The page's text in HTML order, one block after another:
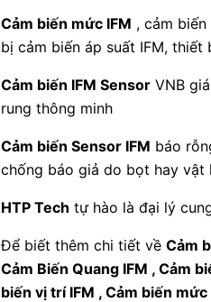
Cảm biến mức IFM , cảm
bị cảm biến áp suất IFM,
Cảm biến IFM Sensor VNB
rung thông minh
Cảm biến Sensor IFM báo
chống báo giả do bọt hay vật
HTP Tech tự hào là đại lý
Để biết thêm chi tiết về Cảm
Cảm Biến Quang IFM , Cảm
biến vị trí IFM , Cảm biến mức